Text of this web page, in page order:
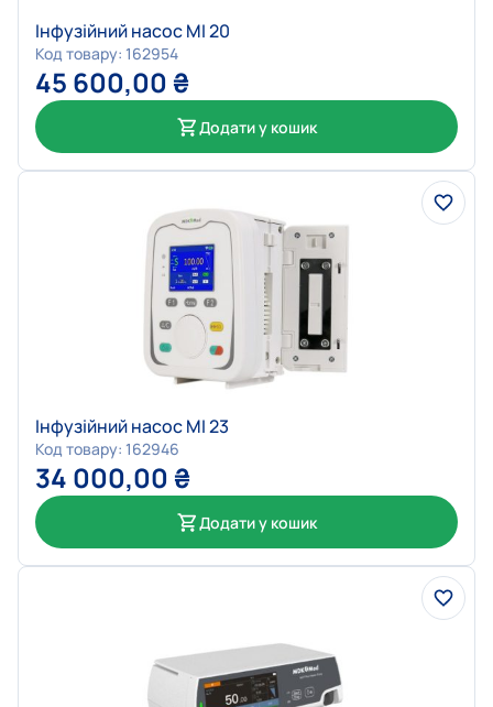
Інфузійний насос MI 20
Код товару: 162954
45 600,00 ₴
Додати у кошик
Інфузійний насос MI 23
Код товару: 162946
34 000,00 ₴
Додати у кошик